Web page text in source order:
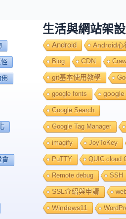
佛
會
生活與網站架
Android Android心
Blog CDN
git基本使用教學
google fonts google
Google Search
Google Tag Manager
imagify JoyToKey
PuTTY QUIC.cloud
Remote debug SSH
SSL介紹與申請
Windows11